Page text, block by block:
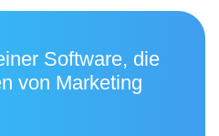
Software, die
von Marketing